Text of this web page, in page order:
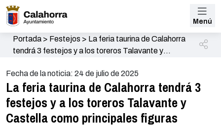
Menú
Portada> Festejos > La feria taurina de Calahorra
tendrá 3 festejos y a los toreros Talavante y
Fecha de la noticia: 24 de julio de 2025
La feria taurina de Calahorra tendrá 3
festejos y a los toreros Talavante y
Castella como principales figuras